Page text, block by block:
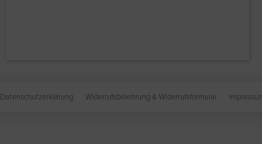
Datenschutzerklärung Widerrufsbelehrung & Widerrufsformular